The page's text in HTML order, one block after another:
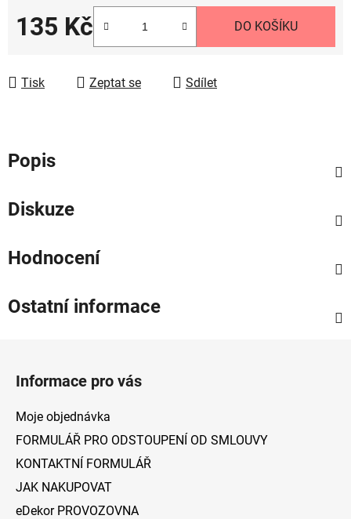
135 Kč DO KOŠÍKU
Tisk Zeptat se Sdílet
Popis
Diskuze
Hodnocení
Ostatní informace
Informace pro vás
Moje objednávka
FORMULÁŘ PRO ODSTOUPENÍ OD SMLOUVY
KONTAKTNÍ FORMULÁŘ
JAK NAKUPOVAT
eDekor PROVOZOVNA